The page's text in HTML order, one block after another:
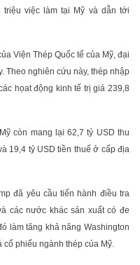
việc làm tại Mỹ và dẫn tới
Viện Thép Quốc tế của Mỹ, đại
Theo nghiên cứu này, thép nhập
họat động kinh tế trị giá 239,8
còn mang lại 62,7 tỷ USD thu
19,4 tỷ USD tiền thuế ở cấp địa
đã yêu cầu tiến hành điều tra
các nước khác sản xuất có đe
làm tăng khả năng Washington
cổ phiếu ngành thép của Mỹ.